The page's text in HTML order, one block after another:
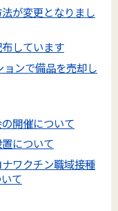
が変更となりまし
しています
ョンで備品を売却し
開催について
について
ワクチン職域接種
て